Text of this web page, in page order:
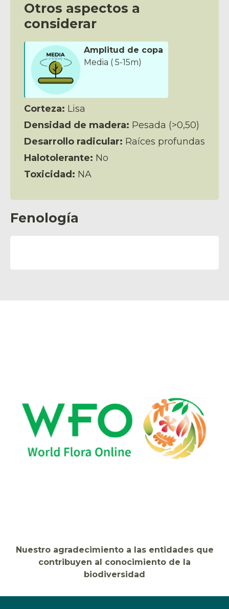
Otros aspectos a
considerar
Amplitud de copa
Media ( 5-15m)
Corteza: Lisa
Densidad de madera: Pesada (>0,50)
Desarrollo radicular: Raíces profundas
Halotolerante: No
Toxicidad: NA
Fenología
Nuestro agradecimiento a las entidades que
contribuyen al conocimiento de la
biodiversidad